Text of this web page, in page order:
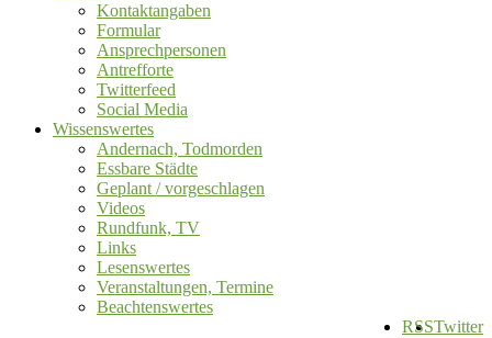
Kontaktangaben
Formular
Ansprechpersonen
Antrefforte
Twitterfeed
Social Media
Wissenswertes
Andernach, Todmorden
Essbare Städte
Geplant / vorgeschlagen
Videos
Rundfunk, TV
Links
Lesenswertes
Veranstaltungen, Termine
Beachtenswertes
Twitter
RSS